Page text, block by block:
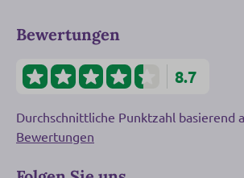
Bewertungen
8.7
Durchschnittliche Punktzahl basierend
Bewertungen